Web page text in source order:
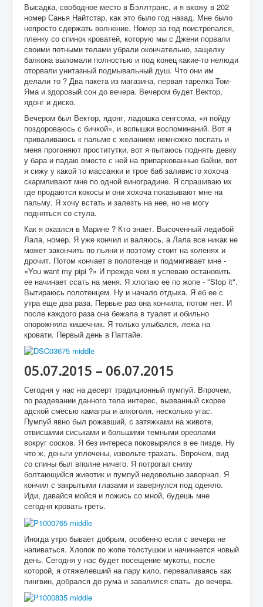
Высадка, свободное место в Бэллтранс, и я вхожу в 202
номер Санья Найтстар, как это было год назад. Мне было
непросто сдержать волнение. Номер за год поистрепался,
пленку со спинок кроватей, которую мы с Джени порвали
своими потными телами убрали окончательно, защелку
балкона выломали полностью и под конец какие-то нелюди
оторвали унитазный подмывальный душ. Что они им
делали то ? Два пакета из магазина, первая тарелка Том-
Яма и здоровый сон до вечера. Вечером будет Вектор,
ядонг и диско.
Вечером был Вектор, ядонг, ладошка сенгсома, «я пойду
поздороваюсь с бичкой», и вспышки воспоминаний. Вот я
приваливаюсь к пальме с желанием немножко поспать и
меня прогоняют проститутки, вот я пытаюсь поднять девку
у бара и падаю вместе с ней на припаркованные байки, вот
я сижу у какой то массажки и трое баб заливисто хохоча
скармливают мне по одной виноградине. Я спрашиваю их
где продаются кокосы и они хохоча показывают мне на
пальму. Я хочу встать и залезть на нее, но не могу
подняться со стула.
Как я оказлся в Марине ? Кто знает. Высоченный ледибой
Лала, номер. Я уже кончил и валяюсь, а Лала все никак не
может закончить по пьяни и поэтому стоит на коленях и
дрочит. Потом кончает в полотенце и подмигивает мне -
«You want my pipi ?» И прежде чем я успеваю остановить
ее начинает ссать на меня. Я хлопаю ее по жопе - "Stop it".
Вытираюсь полотенцем. Ну и начало отдыха. Я еб ее с
утра еще два раза. Первые раз она кончила, потом нет. И
после каждого раза она бежала в туалет и обильно
опорожняла кишечник. Я только улыбался, лежа на
кровати. Первый день в Паттайе.
05.07.2015 – 06.07.2015
Сегодня у нас на десерт традиционный пумпуй. Впрочем,
по раздевании данного тела интерес, вызванный скорее
адской смесью камагры и алкоголя, несколько угас.
Пумпуй явно был рожавший, с затяжками на животе,
отвисшими сиськами и большими темными ореолами
вокруг сосков. Я без интереса поковырялся в ее пизде. Ну
что ж, деньги уплочены, извольте трахать. Впрочем, вид
со спины был вполне ничего. Я потрогал снизу
болтающийся животик и пумпуй недовольно заворчал. Я
кончил с закрытыми глазами и завернулся под одеяло.
Иди, давайся мойся и ложись со мной, будешь мне
сегодня кровать греть.
Иногда утро бывает добрым, особенно если с вечера не
напиваться. Хлопок по жопе толстушки и начинается новый
день. Сегодня у нас будет посещение мукоты, после
которой, я отяжелевший на пару кило, переваливаясь как
пингвин, добрался до рума и завалился спать до вечера.